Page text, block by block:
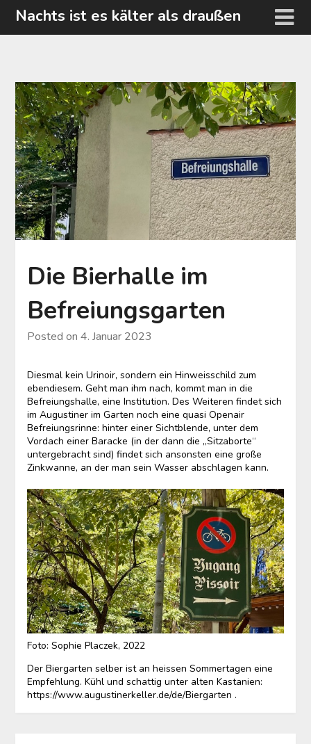
SkipNachts ist es kälter als draußen
Die Bierhalle im
Befreiungsgarten
Posted on 4. Januar 2023
Diesmal kein Urinoir, sondern ein Hinweisschild zum
ebendiesem. Geht man ihm nach, kommt man in die
Befreiungshalle, eine Institution. Des Weiteren findet sich
im Augustiner im Garten noch eine quasi Openair
Befreiungsrinne: hinter einer Sichtblende, unter dem
Vordach einer Baracke (in der dann die „Sitzaborte“
untergebracht sind) findet sich ansonsten eine große
Zinkwanne, an der man sein Wasser abschlagen kann.
Foto: Sophie Placzek, 2022
Der Biergarten selber ist an heissen Sommertagen eine
Empfehlung. Kühl und schattig unter alten Kastanien:
https://www.augustinerkeller.de/de/Biergarten .